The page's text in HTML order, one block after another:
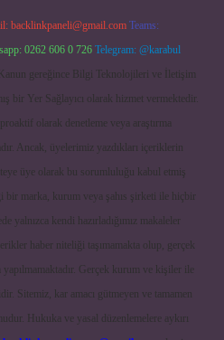
backlinkpaneli@gmail.com Teams:
0262 606 0 726 Telegram: @karabul
gereğince Bilgi Teknolojileri ve İletişim
bir Yer Sağlayıcı olarak hizmet vermektedir.
olarak denetleme veya araştırma
Ancak, üyelerimiz yazdıkları içeriklerin
üye olarak bu sorumluluğu kabul etmiş
bir marka, kurum veya şahıs şirketi ile hiçbir
yalnızca kendi hazırladığımız makaleler
haber niteliği taşımamakta olup, gerçek
Gerçek kurum ve kişiler ile
Sitemiz, kar amacı gütmeyen ve tamamen
Hukuka ve yasal düzenlemelere aykırı